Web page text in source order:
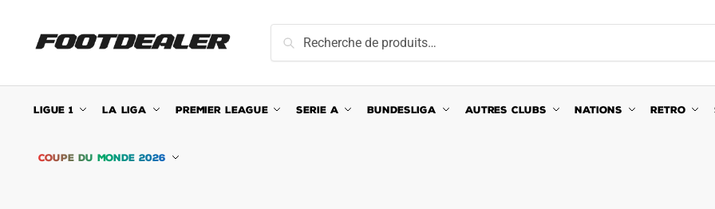
navigation
content
pour :
Recherche
LIGUE 1 LA LIGA PREMIER LEAGUE SERIE A BUNDESLIGA AUTRES CLUBS NATIONS RETRO
COUPE DU MONDE 2026